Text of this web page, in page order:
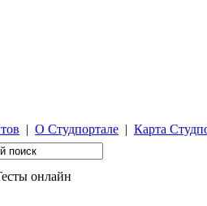
| О Студпортале | Карта
онлайн